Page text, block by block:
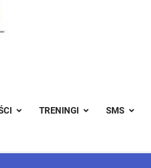
TRENINGI SMS